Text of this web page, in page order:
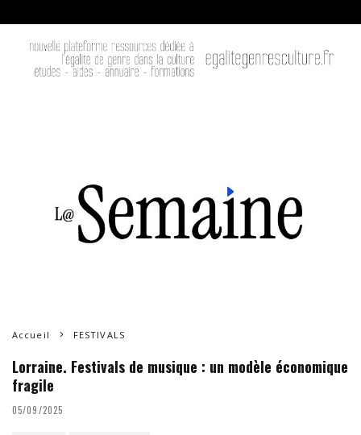
Accueil FESTIVALS
Lorraine. Festivals de musique : un modèle économique
fragile
05/09/2025